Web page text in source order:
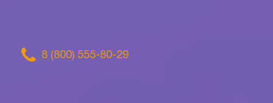
8 (800) 555-80-29